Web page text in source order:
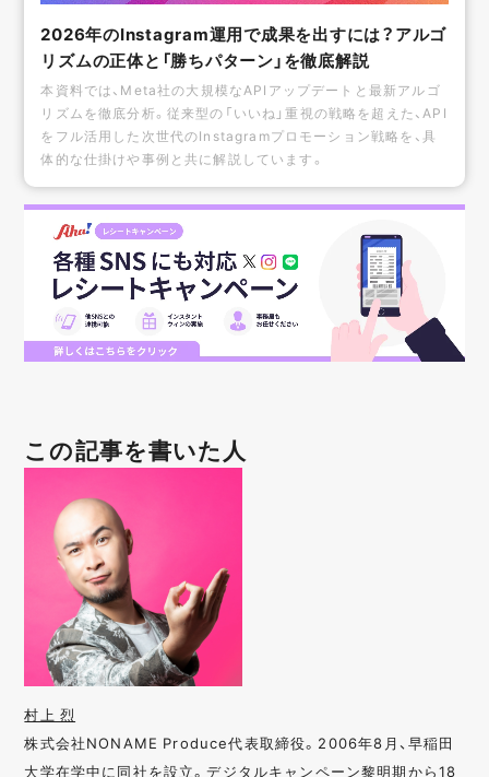
2026年のInstagram運用で成果を出すには？アルゴ
リズムの正体と「勝ちパターン」を徹底解説
本資料では、Meta社の大規模なAPIアップデートと最新アルゴ
リズムを徹底分析。従来型の「いいね」重視の戦略を超えた、API
をフル活用した次世代のInstagramプロモーション戦略を、具
体的な仕掛けや事例と共に解説しています。
この記事を書いた人
村上 烈
株式会社NONAME Produce代表取締役。2006年8月、早稲田
大学在学中に同社を設立。デジタルキャンペーン黎明期から18